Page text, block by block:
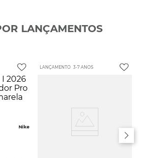
LANÇAMENTOS
Nike
LANÇAMENTO 3-7 ANOS